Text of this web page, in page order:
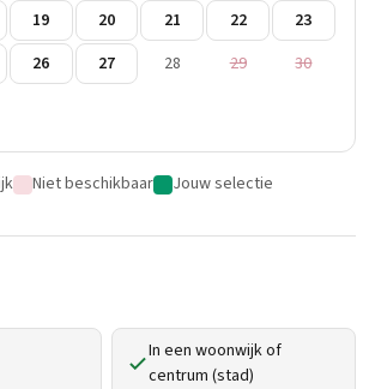
19 20 21 22
23
26 27 28 29
30
Niet beschikbaar Jouw selectie
In een woonwijk of
centrum (stad)